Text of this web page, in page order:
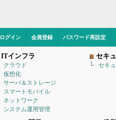
ログイン 会員登録 パスワード再設定
ITインフラ
クラウド
仮想化
サーバ＆ストレージ
スマートモバイル
ネットワーク
システム運用管理
セキ
セキ